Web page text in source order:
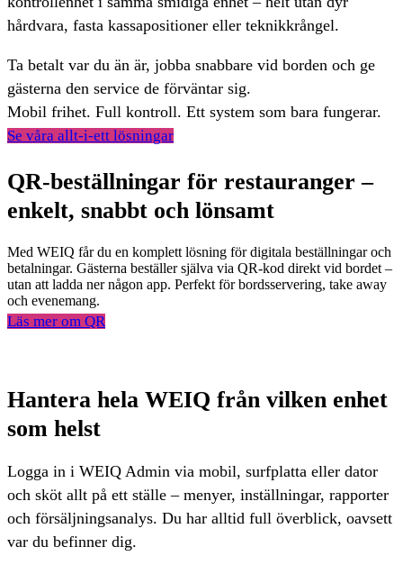
hårdvara, fasta kassapositioner eller teknikkrångel.
Ta betalt var du än är, jobba snabbare vid borden och ge
gästerna den service de förväntar sig.
Mobil frihet. Full kontroll. Ett system som bara fungerar.
Se våra allt-i-ett lösningar
QR-beställningar för restauranger –
enkelt, snabbt och lönsamt
Med WEIQ får du en komplett lösning för digitala beställningar och
betalningar. Gästerna beställer själva via QR-kod direkt vid bordet –
utan att ladda ner någon app. Perfekt för bordsservering, take away
och evenemang.
Läs mer om QR
Hantera hela WEIQ från vilken enhet
som helst
Logga in i WEIQ Admin via mobil, surfplatta eller dator
och sköt allt på ett ställe – menyer, inställningar, rapporter
och försäljningsanalys. Du har alltid full överblick, oavsett
var du befinner dig.